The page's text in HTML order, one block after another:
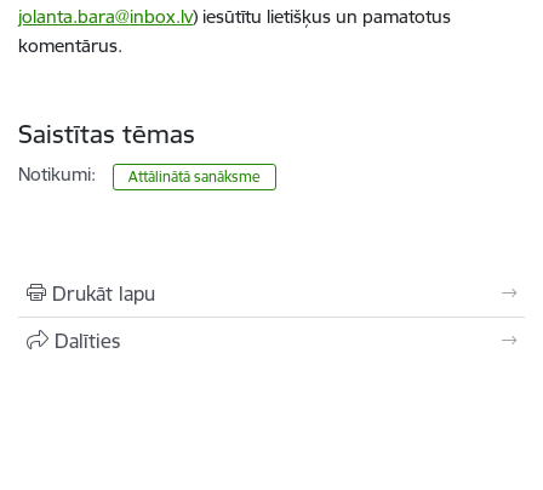
jolanta.bara@inbox.lv) iesūtītu lietišķus un pamatotus
komentārus.
Saistītas tēmas
Notikumi: Attālinātā sanāksme
Drukāt lapu
Dalīties